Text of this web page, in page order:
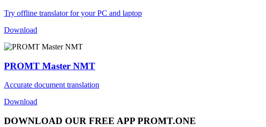
Try offline translator for your PC and laptop
Download
PROMT Master NMT
Accurate document translation
Download
DOWNLOAD OUR FREE APP PROMT.ONE